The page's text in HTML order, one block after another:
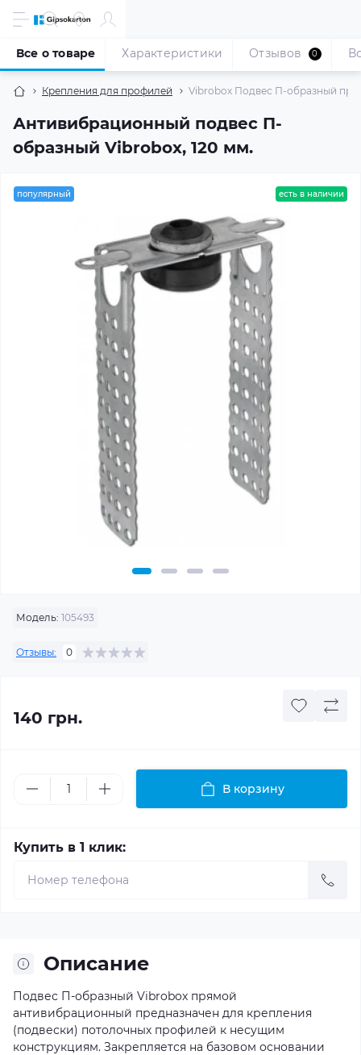
Крепления для профилей Vibrobox Подвес П-образный
Антивибрационный подвес П-
образный Vibrobox, 120 мм.
Все о товаре Характеристики Отзывов 0
популярный есть в наличии
Модель: 105493
Отзывы: 0
140 грн.
В корзину
Купить в 1 клик:
Описание
Подвес П-образный Vibrobox прямой
антивибрационный предназначен для крепления
(подвески) потолочных профилей к несущим
конструкциям. Закрепляется на базовом основании